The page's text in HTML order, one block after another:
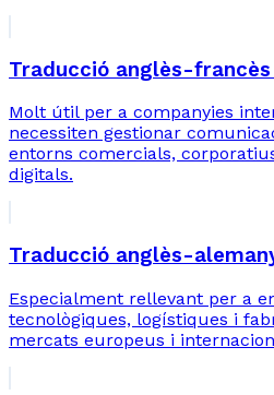
Traducció anglès-
Molt útil per a companyies
necessiten gestionar
entorns comercials,
digitals.
Traducció anglès-
Especialment rellevant per a
tecnològiques, logístiques i
mercats europeus i